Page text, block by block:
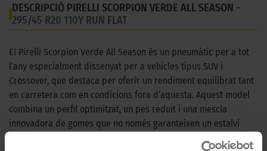
DESCRIPCIÓ PIRELLI SCORPION VERDE ALL SEASON -
295/45 R20 110Y RUN FLAT
El Pirelli Scorpion Verde All Season és un pneumàtic per a tot
l’any especialment dissenyat per a vehicles tipus SUV i
Crossover, que destaca per oferir un rendiment equilibrat tant
en carretera com en condicions fora d’aquesta. Aquest model
combina un perfil optimitzat, un pes reduït i una mescla
innovadora de gomes que no només garanteixen un estalvi